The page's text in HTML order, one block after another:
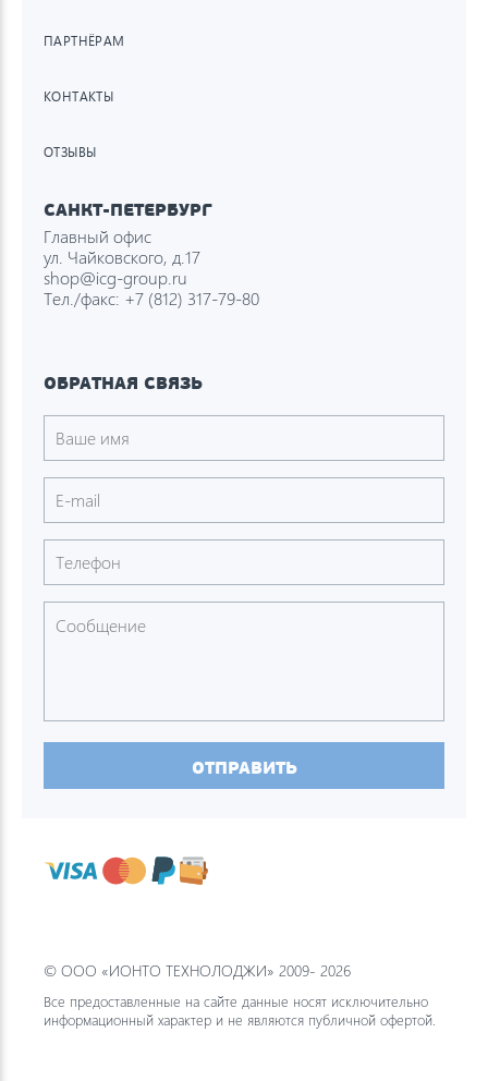
ПАРТНЁРАМ
КОНТАКТЫ
ОТЗЫВЫ
САНКТ-ПЕТЕРБУРГ
Главный офис
ул. Чайковского, д.17
shop@icg-group.ru
Тел./факс: +7 (812) 317-79-80
ОБРАТНАЯ СВЯЗЬ
ОТПРАВИТЬ
© ООО «ИОНТО ТЕХНОЛОДЖИ» 2009- 2026
Все предоставленные на сайте данные носят исключительно
информационный характер и не являются публичной офертой.